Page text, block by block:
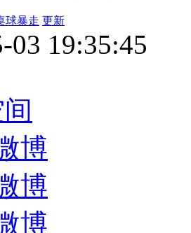
球暴走 更新
03 19:35:45
博
博
博